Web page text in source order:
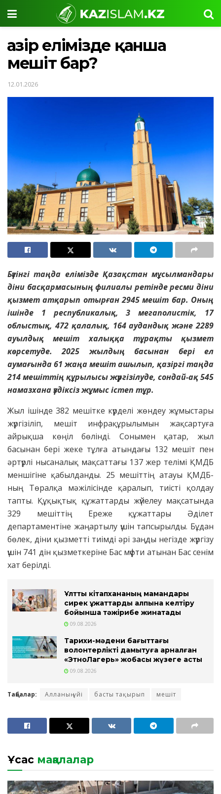
Қазір елімізде қанша
мешіт бар?
12.01.2026
Бүгінгі таңда елімізде Қазақстан мұсылмандары
діни басқармасының филиалы ретінде ресми діни
қызмет атқарып отырған 2945 мешіт бар. Оның
ішінде 1 республикалық, 3 мегаполистік, 17
облыстық, 472 қалалық, 164 аудандық және 2289
ауылдық мешіт халыққа тұрақты қызмет
көрсетуде. 2025 жылдың басынан бері ел
аумағында 61 жаңа мешіт ашылып, қазіргі таңда
214 мешіттің құрылысы жүргізілуде, сондай-ақ 545
намазхана үздіксіз жұмыс істеп тұр.
Жыл ішінде 382 мешітке күрделі жөндеу жұмыстары
жүргізіліп, мешіт инфрақұрылымын жақсартуға
айрықша көңіл бөлінді. Сонымен қатар, жыл
басынан бері жеке тұлға атындағы 132 мешіт пен
әртүрлі нысаналық мақсаттағы 137 жер телімі ҚМДБ
меншігіне қабылданды. 25 мешіттің атауы ҚМДБ-
ның Төралқа мәжілісінде қаралып, тиісті қолдау
тапты. Құқықтық құжаттарды жүйелеу мақсатында
329 мешіттің Ереже құжаттары Әділет
департаментіне жаңартылу үшін тапсырылды. Бұдан
бөлек, діни қызметті тиімді әрі заңды негізде жүргізу
үшін 741 дін қызметкеріне Бас мүфти атынан Бас сенім
хат берілді.
Ұлттық кітапхананың мамандары
сирек құжаттарды қалпына келтіру
бойынша тәжірибе жинақтады
09.08.2026
Тарихи-мәдени бағыттағы
волонтерлікті дамытуға арналған
«ЭтноЛагерь» жобасы жүзеге асты
09.08.2026
Таңбалар: Алланың үйі басты тақырып мешіт
Ұқсас мақалалар